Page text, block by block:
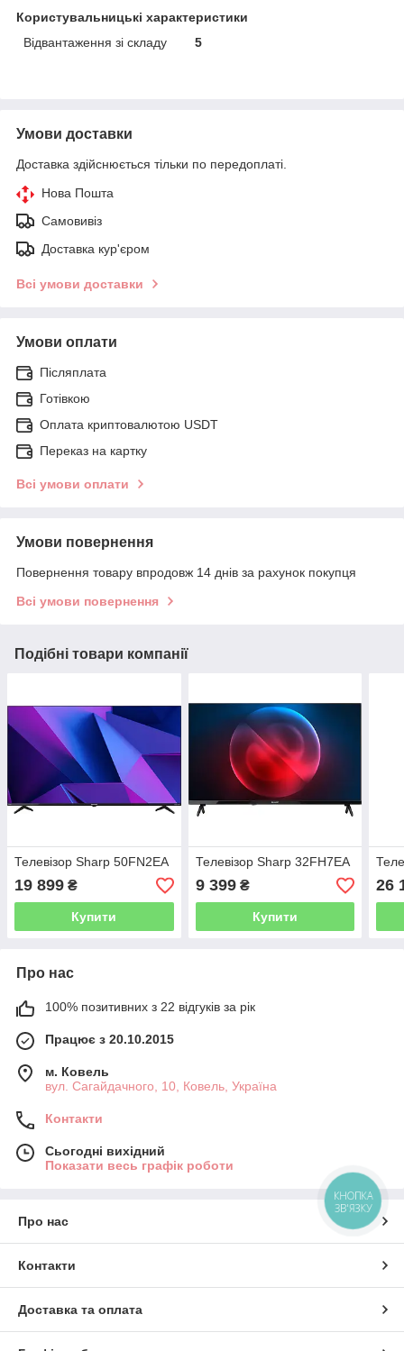
Користувальницькі характеристики
Відвантаження зі складу
5
Умови доставки
Доставка здійснюється тільки по передоплаті.
Нова Пошта
Самовивіз
Доставка кур'єром
Всі умови доставки
Умови оплати
Післяплата
Готівкою
Оплата криптовалютою USDT
Переказ на картку
Всі умови оплати
Умови повернення
Повернення товару впродовж 14 днів за рахунок покупця
Всі умови повернення
Подібні товари компанії
Телевізор Sharp 50FN2EA
19 899 ₴
Купити
Телевізор Sharp 32FH7EA
9 399₴
Купити
26
Про нас
100% позитивних з 22 відгуків за рік
Працює з 20.10.2015
м. Ковель
вул. Сагайдачного, 10, Ковель, Україна
Контакти
Сьогодні вихідний
Показати весь графік роботи
Про нас
Контакти
Доставка та оплата
КНОПКА
ЗВ'ЯЗКУ